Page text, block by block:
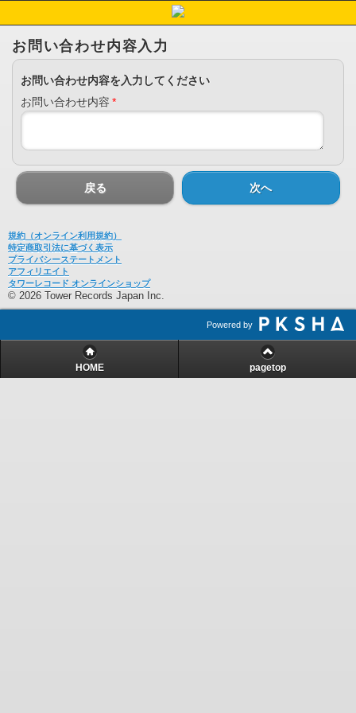
お問い合わせ内容入力
お問い合わせ内容を入力してください
お問い合わせ内容 *
戻る 次へ
規約（オンライン利用規約）
特定商取引法に基づく表示
プライバシーステートメント
アフィリエイト
タワーレコード オンラインショップ
© 2026 Tower Records Japan Inc.
Powered by
HOME pagetop